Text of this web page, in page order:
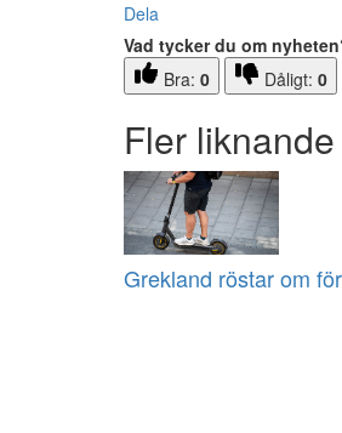
Dela
Vad tycker du om
Bra: 0 Dåligt: 0
Fler
Grekland röstar om